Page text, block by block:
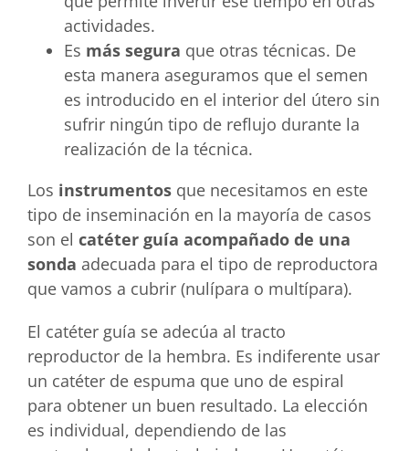
actividades.
Es más segura que otras técnicas. De
esta manera aseguramos que el semen
es introducido en el interior del útero sin
sufrir ningún tipo de reflujo durante la
realización de la técnica.
Los instrumentos que necesitamos en este
tipo de inseminación en la mayoría de casos
son el catéter guía acompañado de una
sonda adecuada para el tipo de reproductora
que vamos a cubrir (nulípara o multípara).
El catéter guía se adecúa al tracto
reproductor de la hembra. Es indiferente usar
un catéter de espuma que uno de espiral
para obtener un buen resultado. La elección
es individual, dependiendo de las